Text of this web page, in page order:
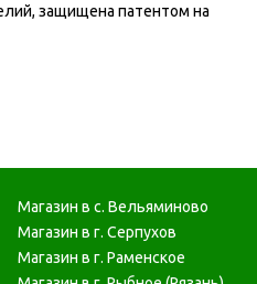
защищена патентом на
Магазин в с. Вельяминово
Магазин в г. Серпухов
Магазин в г. Раменское